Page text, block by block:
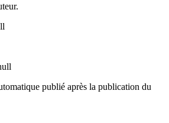
publié après la publication du